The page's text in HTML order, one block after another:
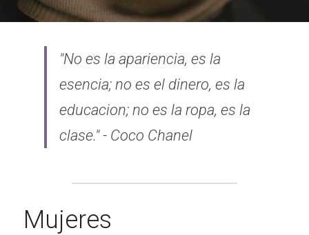
"No es la apariencia, es la
esencia; no es el dinero, es la
educacion; no es la ropa, es la
clase." - Coco Chanel
Mujeres